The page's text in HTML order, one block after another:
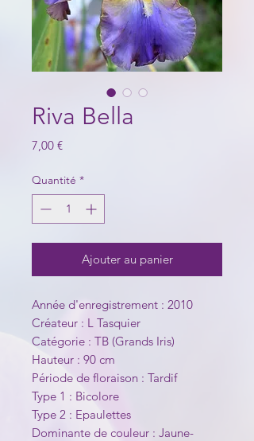
Riva Bella
7,00 €Prix
Quantité *
Ajouter au panier
Année d'enregistrement : 2010
Créateur : L Tasquier
Catégorie : TB (Grands Iris)
Hauteur : 90 cm
Période de floraison : Tardif
Type 1 : Bicolore
Type 2 : Epaulettes
Dominante de couleur : Jaune-